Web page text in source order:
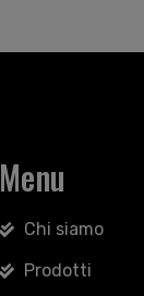
Menu
Chi siamo
Prodotti